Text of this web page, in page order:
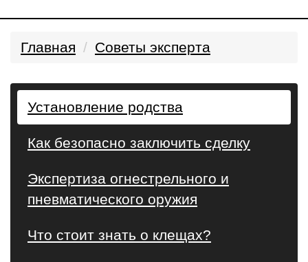
Главная Советы эксперта
Установление родства
Как безопасно заключить сделку
Экспертиза огнестрельного и
пневматического оружия
Что стоит знать о клещах?